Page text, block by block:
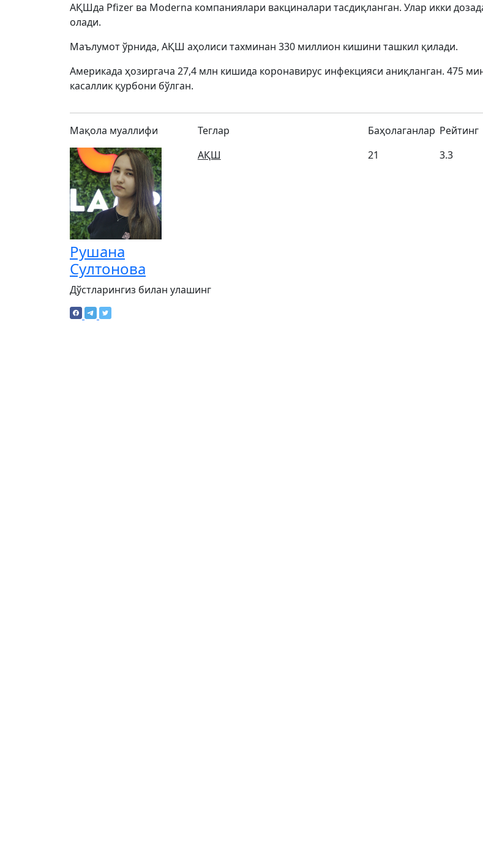
АҚШда Pfizer ва Moderna компаниялари вакциналари тасдиқланган. Улар икки
олади.
Маълумот ўрнида, АҚШ аҳолиси тахминан 330 миллион кишини ташкил қилади.
Америкада ҳозиргача 27,4 млн кишида коронавирус инфекцияси аниқланган. 475
касаллик қурбони бўлган.
Мақола муаллифи
Рушана
Султонова
Теглар
АҚШ
Баҳолаганлар
21
Рейтинг
3.3
Дўстларингиз билан улашинг